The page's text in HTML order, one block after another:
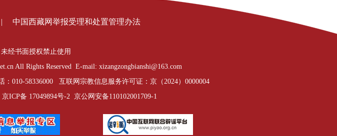
| 中国西藏网举报受理和处置管理办法
经书面授权禁止使用
All Rights Reserved E-mail: xizangzongbianshi@163.com
010-58336000 互联网宗教信息服务许可证：京（2024）0000004
京ICP备 17049894号-2京公网安备110102001709-1